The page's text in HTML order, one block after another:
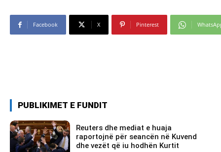
Facebook X Pinterest
PUBLIKIMET E FUNDIT
Reuters dhe mediat e huaja
raportojnë për seancën në Kuvend
dhe vezët që iu hodhën Kurtit